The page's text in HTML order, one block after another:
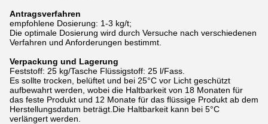
Antragsverfahren
empfohlene Dosierung: 1-3 kg/t;
Die optimale Dosierung wird durch Versuche nach verschiedenen
Verfahren und Anforderungen bestimmt.
Verpackung und Lagerung
Feststoff: 25 kg/Tasche Flüssigstoff: 25 l/Fass.
Es sollte trocken, belüftet und bei 25°C vor Licht geschützt
aufbewahrt werden, wobei die Haltbarkeit von 18 Monaten für
das feste Produkt und 12 Monate für das flüssige Produkt ab dem
Herstellungsdatum beträgt.Die Haltbarkeit kann bei 5°C
verlängert werden.